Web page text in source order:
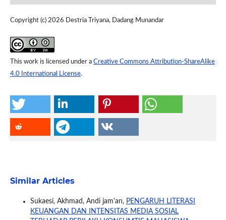
Copyright (c) 2026 Destria Triyana, Dadang Munandar
This work is licensed under a Creative Commons Attribution-ShareAlike
4.0 International License.
Similar Articles
Sukaesi, Akhmad, Andi jam'an, PENGARUH LITERASI
KEUANGAN DAN INTENSITAS MEDIA SOSIAL